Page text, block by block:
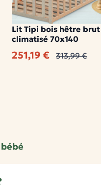
Lit Tipi bois hêtre
climatisé 70x140
251,19 € 313,99 €